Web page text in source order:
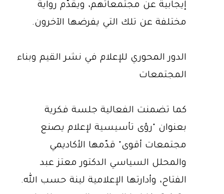
إيجابية عن مجتمعاتهم، ويقدّم رواية
مختلفة عن تلك التي يفرضها الآخرون.
الدور المحوري للإعلام في نشر القيم وبناء
المجتمعات
كما تضمنت الفعالية جلسة فكرية
بعنوان "رؤى تأسيسية لإعلام يصنع
مجتمعات أقوى" قدّمها الأكاديمي
والمحلل السياسي الدكتور معتز عبد
الفتاح، وأدارتها الإعلامية لينة حسب الله.